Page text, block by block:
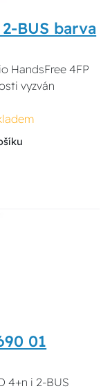
BUS barva
HandsFree 4FP
vyzván
01
4+n i 2-BUS